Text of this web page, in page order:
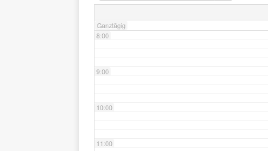
Ganztägig
8:00
9:00
10:00
11:00